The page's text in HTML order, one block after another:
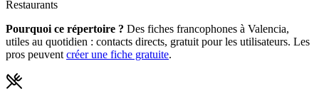
Restaurants
Pourquoi ce répertoire ? Des fiches francophones à Valencia,
utiles au quotidien : contacts directs, gratuit pour les utilisateurs. Les
pros peuvent créer une fiche gratuite.